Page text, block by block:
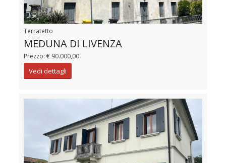
Terratetto
MEDUNA DI LIVENZA
Prezzo: € 90.000,00
Vedi dettagli